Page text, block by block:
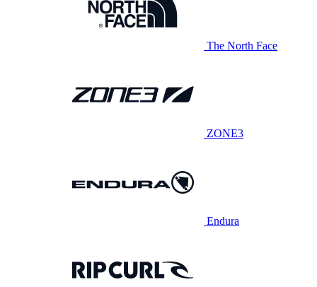
The North Face
ZONE3
Endura